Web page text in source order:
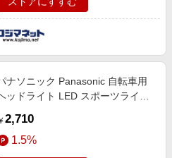
ナソニック Panasonic 自転車用
ッドライト LED スポーツライト
2,710
1.5%